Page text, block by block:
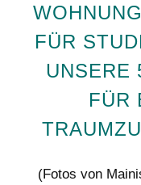
FÜR
UNSERE
FÜR
(Fotos von